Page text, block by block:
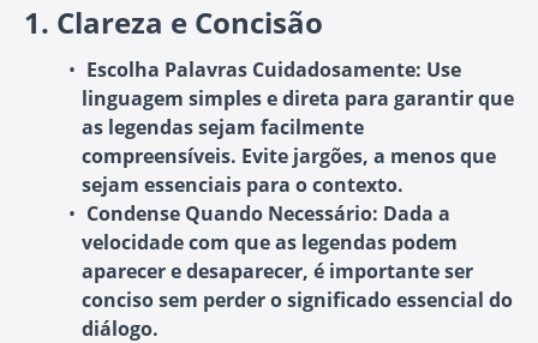
1. Clareza e Concisão
Escolha Palavras Cuidadosamente: Use
linguagem simples e direta para garantir que
as legendas sejam facilmente
compreensíveis. Evite jargões, a menos que
sejam essenciais para o contexto.
Condense Quando Necessário: Dada a
velocidade com que as legendas podem
aparecer e desaparecer, é importante ser
conciso sem perder o significado essencial do
diálogo.